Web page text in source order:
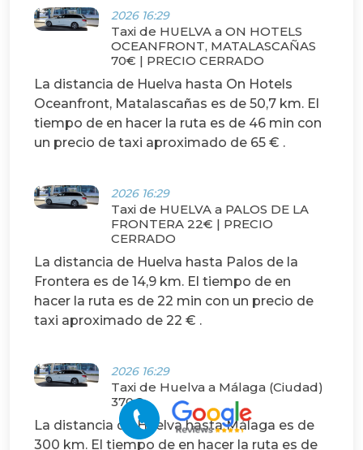
2026 16:29
Taxi de HUELVA a ON HOTELS
OCEANFRONT, MATALASCAÑAS
70€ | PRECIO CERRADO
La distancia de Huelva hasta On Hotels
Oceanfront, Matalascañas es de 50,7 km. El
tiempo de en hacer la ruta es de 46 min con
un precio de taxi aproximado de 65 € .
2026 16:29
Taxi de HUELVA a PALOS DE LA
FRONTERA 22€ | PRECIO
CERRADO
La distancia de Huelva hasta Palos de la
Frontera es de 14,9 km. El tiempo de en
hacer la ruta es de 22 min con un precio de
taxi aproximado de 22 € .
2026 16:29
Taxi de Huelva a Málaga (Ciudad)
370€
La distancia de Huelva hasta Málaga es de
300 km. El tiempo de en hacer la ruta es de